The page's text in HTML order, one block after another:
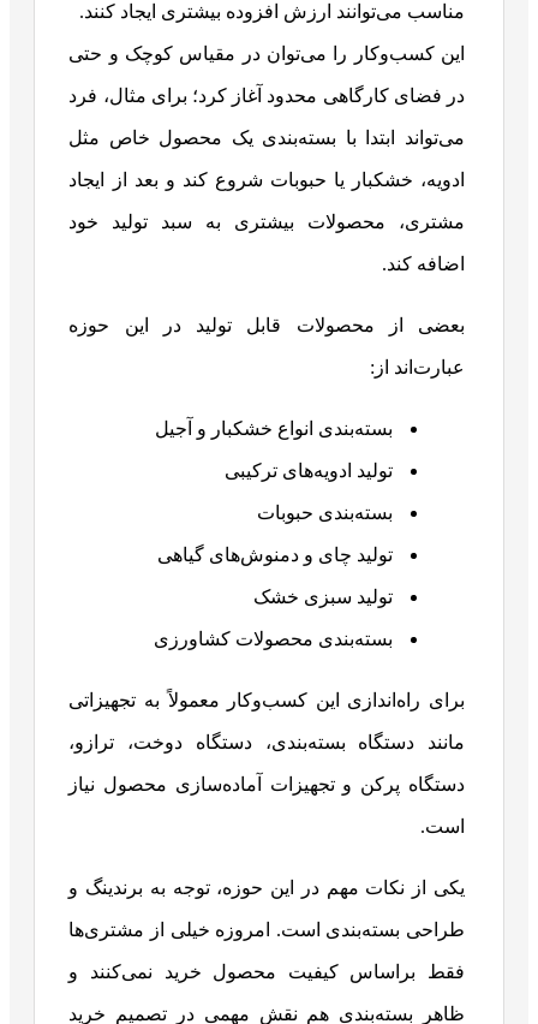
مناسب می‌توانند ارزش افزوده بیشتری ایجاد کنند.
این کسب‌وکار را می‌توان در مقیاس کوچک و حتی
در فضای کارگاهی محدود آغاز کرد؛ برای مثال، فرد
می‌تواند ابتدا با بسته‌بندی یک محصول خاص مثل
ادویه، خشکبار یا حبوبات شروع کند و بعد از ایجاد
مشتری، محصولات بیشتری به سبد تولید خود
اضافه کند.
بعضی از محصولات قابل تولید در این حوزه
عبارت‌اند از:
بسته‌بندی انواع خشکبار و آجیل
تولید ادویه‌های ترکیبی
بسته‌بندی حبوبات
تولید چای و دمنوش‌های گیاهی
تولید سبزی خشک
بسته‌بندی محصولات کشاورزی
برای راه‌اندازی این کسب‌وکار معمولاً به تجهیزاتی
مانند دستگاه بسته‌بندی، دستگاه دوخت، ترازو،
دستگاه پرکن و تجهیزات آماده‌سازی محصول نیاز
است.
یکی از نکات مهم در این حوزه، توجه به برندینگ و
طراحی بسته‌بندی است. امروزه خیلی از مشتری‌ها
فقط براساس کیفیت محصول خرید نمی‌کنند و
ظاهر بسته‌بندی هم نقش مهمی در تصمیم خرید